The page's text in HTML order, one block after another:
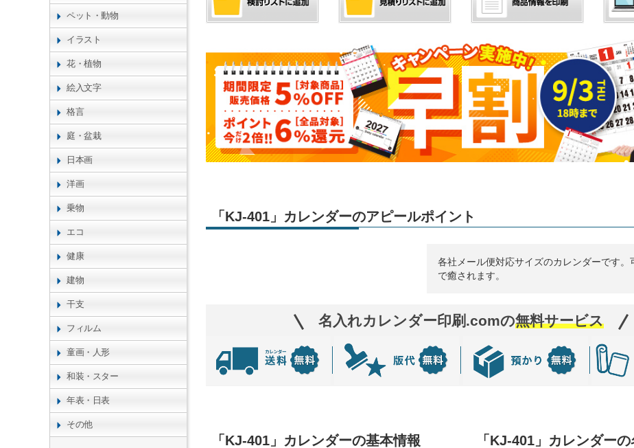
「KJ-401」カレンダーのアピールポイント
各社メール便対応サイズのカレンダーです。
で癒されます。
名入れカレンダー印刷.comの無料サービス
「KJ-401」カレンダーの基本情報 「KJ-401」カレンダー
ペット・動物
イラスト
花・植物
絵入文字
格言
庭・盆栽
日本画
洋画
乗物
エコ
健康
建物
干支
フィルム
童画・人形
和装・スター
年表・日表
その他